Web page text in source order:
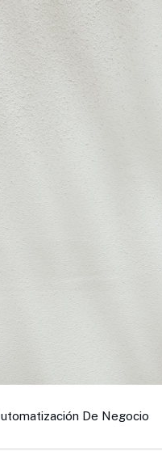
De Negocio